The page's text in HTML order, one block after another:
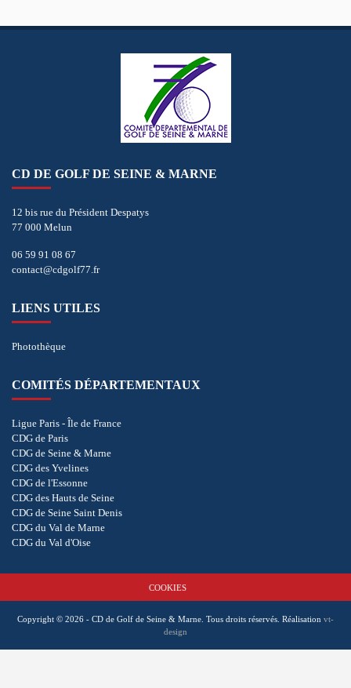
CD DE GOLF DE SEINE & MARNE
12 bis rue du Président Despatys
77 000 Melun
06 59 91 08 67
contact@cdgolf77.fr
LIENS UTILES
Photothèque
COMITÉS DÉPARTEMENTAUX
Ligue Paris - Île de France
CDG de Paris
CDG de Seine & Marne
CDG des Yvelines
CDG de l'Essonne
CDG des Hauts de Seine
CDG de Seine Saint Denis
CDG du Val de Marne
CDG du Val d'Oise
COOKIES
Copyright © 2026 - CD de Golf de Seine & Marne. Tous droits réservés. Réalisation vt-
design